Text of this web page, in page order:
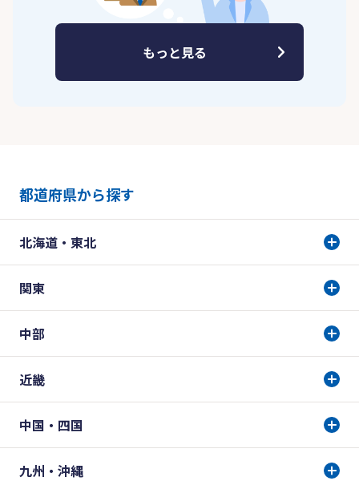
もっと見る
都道府県から探す
北海道・東北
関東
中部
近畿
中国・四国
九州・沖縄